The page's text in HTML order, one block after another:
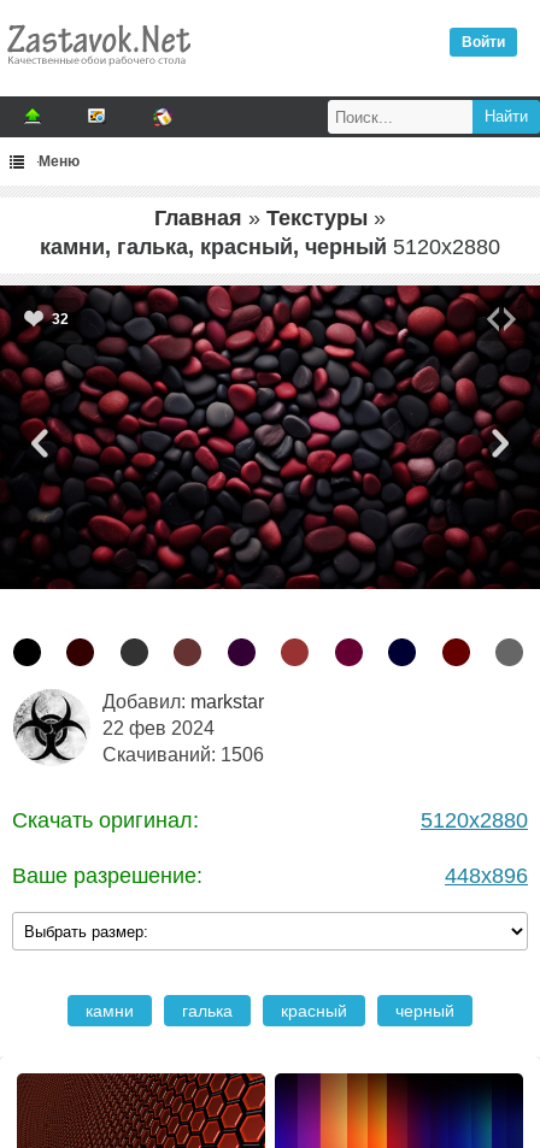
Войти
Меню
Главная » Текстуры »
камни, галька, красный, черный 5120x2880
32
Добавил: markstar
22 фев 2024
Скачиваний: 1506
Скачать оригинал: 5120x2880
Ваше разрешение: 448x896
камни галька красный черный